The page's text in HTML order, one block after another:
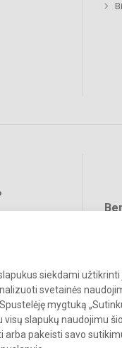
siekdami užtikrinti
svetainės
mygtuką
slapukų naudojimu
arba pakeisti savo
Visos teisės saugomos.